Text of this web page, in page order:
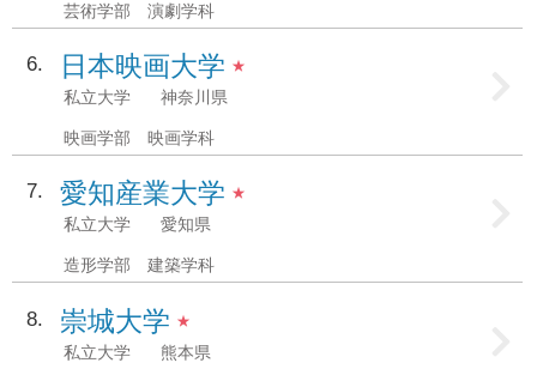
芸術学部 演劇学科
6 日本映画大学 ★
私立大学 神奈川県
映画学部 映画学科
7 愛知産業大学 ★
私立大学 愛知県
造形学部 建築学科
8 崇城大学 ★
私立大学 熊本県